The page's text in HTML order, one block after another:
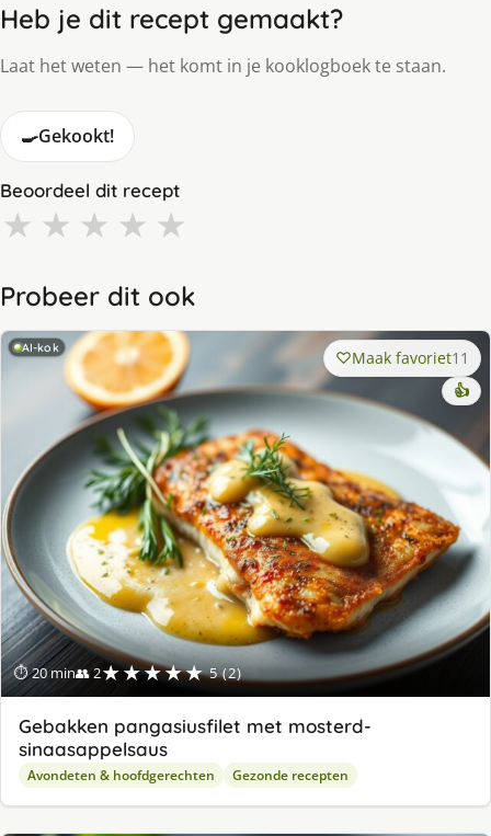
Heb je dit recept gemaakt?
Laat het weten — het komt in je kooklogboek te staan.
🍳Gekookt!
Beoordeel dit recept
★ ★ ★ ★ ★
Probeer dit ook
AI-kok
⏱ 20 min👥 2★★★★★ 5 (2)
Maak favoriet11
👍
Gebakken pangasiusfilet met mosterd-
sinaasappelsaus
Avondeten & hoofdgerechten Gezonde recepten